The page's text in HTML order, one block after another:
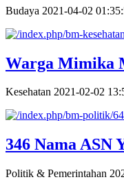
Budaya 2021-04-02
Warga Mimika
Kesehatan 2021-02-02
346 Nama ASN
Politik & Pemerintahan